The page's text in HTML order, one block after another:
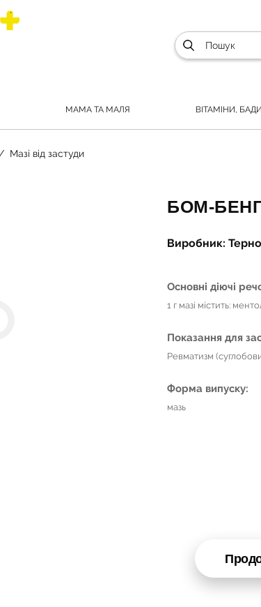
МАМА ТА МАЛЯ ВІТАМІНИ,
Мазі від застуди
БОМ-
Виробник:
Основні діючі
1 г мазі містить:
Показання для
Ревматизм
Форма випуску:
мазь